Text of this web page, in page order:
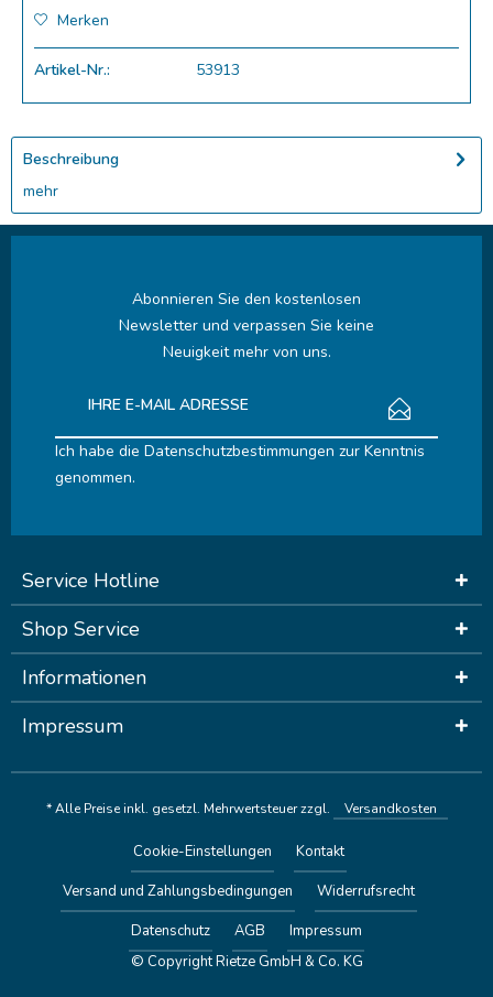
Merken
Artikel-Nr.: 53913
Beschreibung
mehr
Abonnieren Sie den kostenlosen
Newsletter und verpassen Sie keine
Neuigkeit mehr von uns.
Ich habe die Datenschutzbestimmungen zur Kenntnis
genommen.
Service Hotline
Shop Service
Informationen
Impressum
* Alle Preise inkl. gesetzl. Mehrwertsteuer zzgl. Versandkosten
Cookie-Einstellungen
Kontakt
Versand und Zahlungsbedingungen
Widerrufsrecht
Datenschutz
AGB
Impressum
© Copyright Rietze GmbH & Co. KG